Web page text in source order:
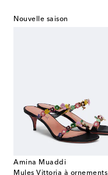
Nouvelle saison
Amina Muaddi
Mules Vittoria à ornements